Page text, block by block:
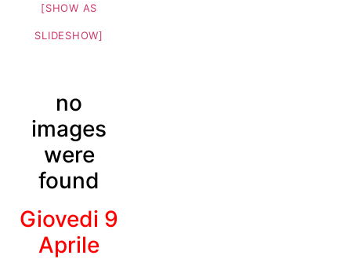
[SHOW AS
SLIDESHOW]
no
images
were
found
Giovedi 9
Aprile